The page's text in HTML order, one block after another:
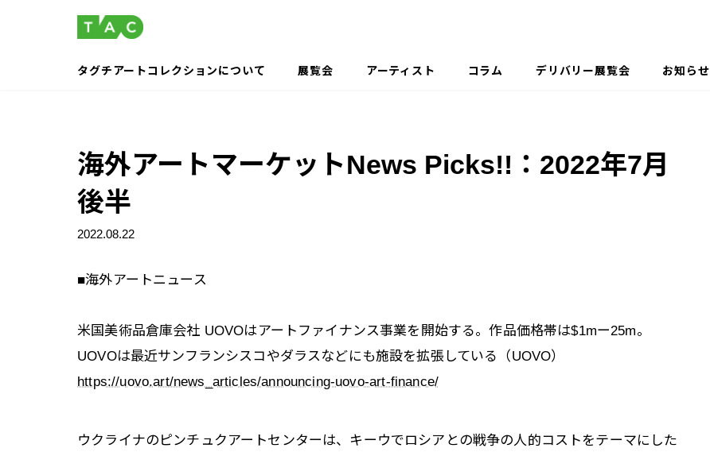
タグチアートコレクションについて 展覧会 アーティスト コラム デリバリー展覧会 お知らせ
海外アートマーケットNews Picks!!：2022年7月
後半
2022.08.22
■海外アートニュース
米国美術品倉庫会社 UOVOはアートファイナンス事業を開始する。作品価格帯は$1mー25m。
UOVOは最近サンフランシスコやダラスなどにも施設を拡張している（UOVO）
https://uovo.art/news_articles/announcing-uovo-art-finance/
ウクライナのピンチュクアートセンターは、キーウでロシアとの戦争の人的コストをテーマにした